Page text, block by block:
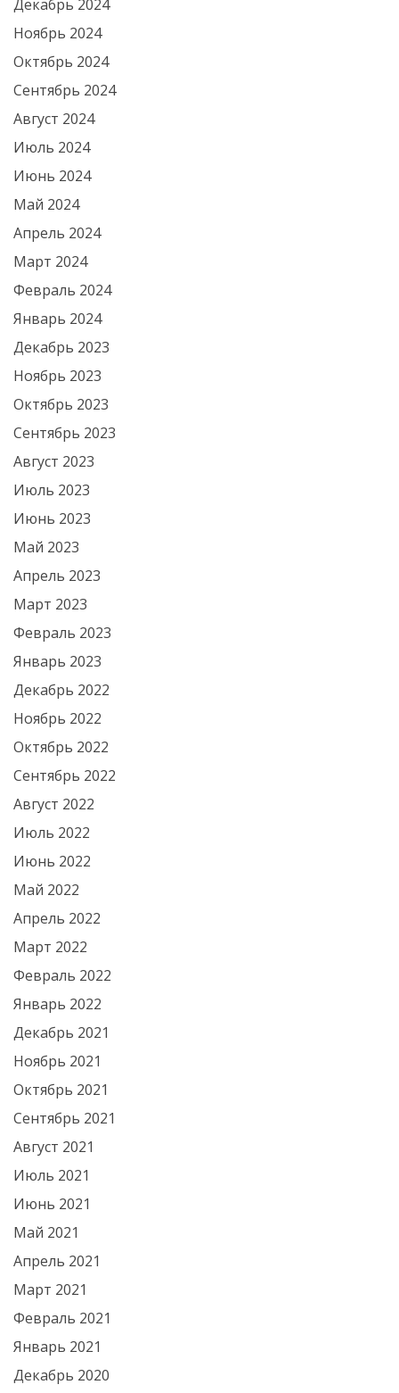
Декабрь 2024
Ноябрь 2024
Октябрь 2024
Сентябрь 2024
Август 2024
Июль 2024
Июнь 2024
Май 2024
Апрель 2024
Март 2024
Февраль 2024
Январь 2024
Декабрь 2023
Ноябрь 2023
Октябрь 2023
Сентябрь 2023
Август 2023
Июль 2023
Июнь 2023
Май 2023
Апрель 2023
Март 2023
Февраль 2023
Январь 2023
Декабрь 2022
Ноябрь 2022
Октябрь 2022
Сентябрь 2022
Август 2022
Июль 2022
Июнь 2022
Май 2022
Апрель 2022
Март 2022
Февраль 2022
Январь 2022
Декабрь 2021
Ноябрь 2021
Октябрь 2021
Сентябрь 2021
Август 2021
Июль 2021
Июнь 2021
Май 2021
Апрель 2021
Март 2021
Февраль 2021
Январь 2021
Декабрь 2020